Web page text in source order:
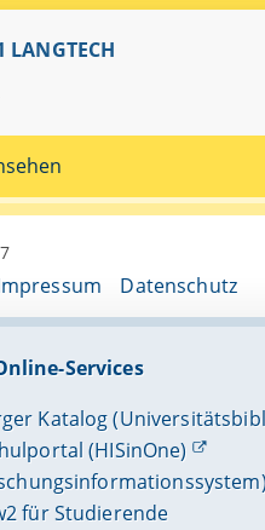
Datenschutz
Services
Katalog
(HISinOne)
für Studierende